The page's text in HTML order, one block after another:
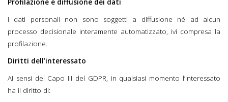
Profilazione e diffusione dei dati
I dati personali non sono soggetti a diffusione né ad alcun
processo decisionale interamente automatizzato, ivi compresa la
profilazione.
Diritti dell’interessato
AI sensi del Capo III del GDPR, in qualsiasi momento l’interessato
ha il diritto di: